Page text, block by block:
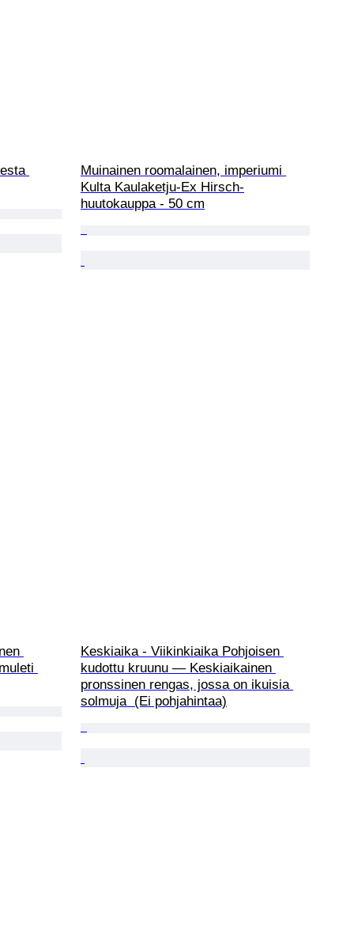
Muinainen roomalainen, imperiumi
Kulta Kaulaketju-Ex Hirsch-
huutokauppa - 50 cm
Keskiaika - Viikinkiaika Pohjoisen
kudottu kruunu — Keskiaikainen
pronssinen rengas, jossa on ikuisia
solmuja  (Ei pohjahintaa)